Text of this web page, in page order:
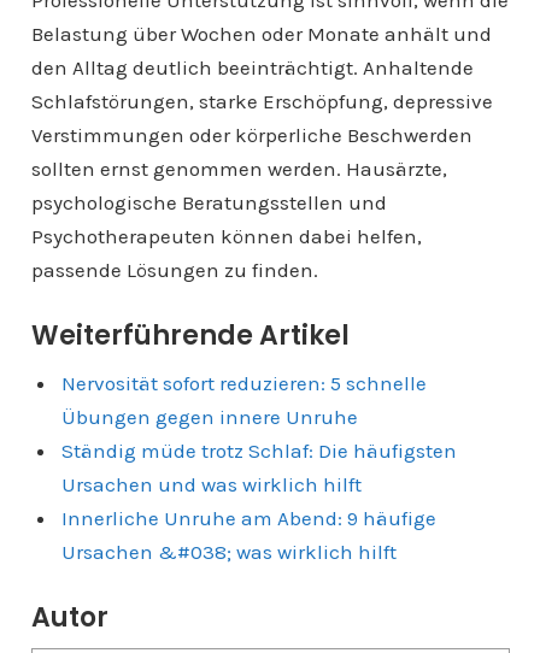
Belastung über Wochen oder Monate anhält und
den Alltag deutlich beeinträchtigt. Anhaltende
Schlafstörungen, starke Erschöpfung, depressive
Verstimmungen oder körperliche Beschwerden
sollten ernst genommen werden. Hausärzte,
psychologische Beratungsstellen und
Psychotherapeuten können dabei helfen,
passende Lösungen zu finden.
Weiterführende Artikel
Nervosität sofort reduzieren: 5 schnelle
Übungen gegen innere Unruhe
Ständig müde trotz Schlaf: Die häufigsten
Ursachen und was wirklich hilft
Innerliche Unruhe am Abend: 9 häufige
Ursachen &#038; was wirklich hilft
Autor